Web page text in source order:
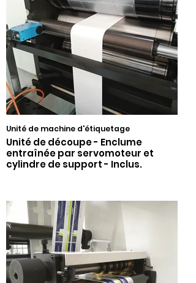
Unité de machine d'étiquetage
Unité de découpe - Enclume
entraînée par servomoteur et
cylindre de support - Inclus.